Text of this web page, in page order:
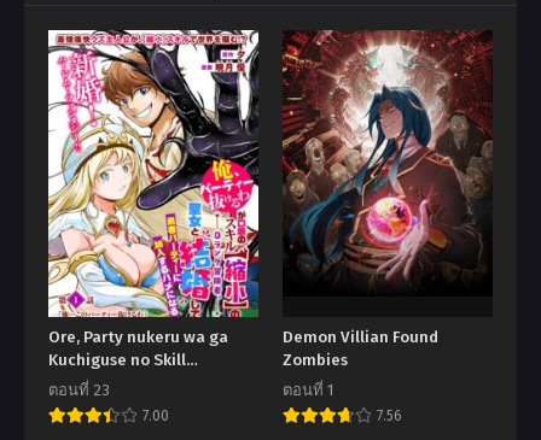
Ore, Party nukeru wa ga
Kuchiguse no Skill
Shukushou no D Rank
Boukensha, Seijo to Kekkon
Shite Yuusha Party ni
ตอนที่ 23
7.00
Demon Villian Found
Zombies
ตอนที่ 1
7.56